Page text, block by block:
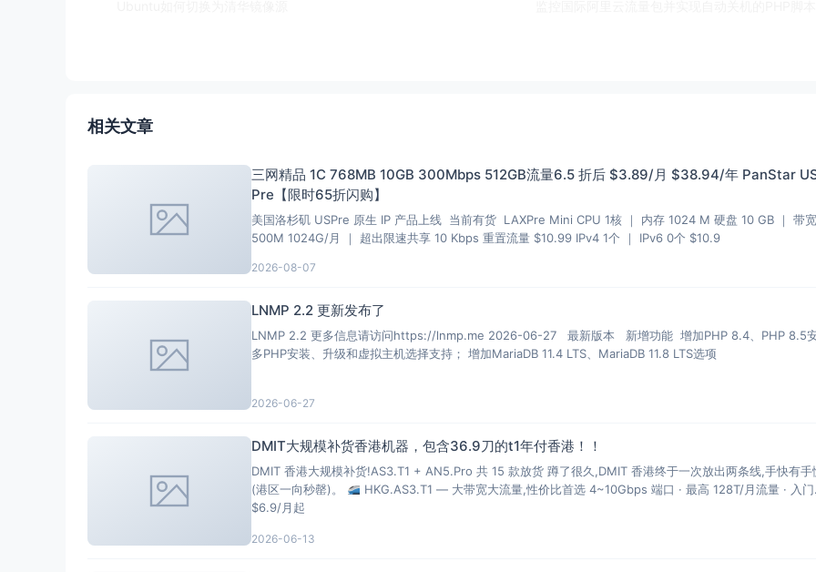
相关文章
三网精品 1C 768MB 10GB 300Mbps 512GB流量6.5 折后 $3.89/月 $38.94/年 PanStar
Pre【限时65折闪购】
美国洛杉矶 USPre 原生 IP 产品上线 当前有货 LAXPre Mini CPU 1核 ｜ 内存 1024 M 硬盘 10 GB ｜ 带宽
500M 1024G/月 ｜ 超出限速共享 10 Kbps 重置流量 $10.99 IPv4 1个 ｜ IPv6 0个 $10.9
2026-08-07
LNMP 2.2 更新发布了
LNMP 2.2 更多信息请访问https://lnmp.me 2026-06-27 最新版本 新增功能 增加PHP 8.4、PHP 8.5安装、
多PHP安装、升级和虚拟主机选择支持； 增加MariaDB 11.4 LTS、MariaDB 11.8 LTS选项
2026-06-27
DMIT大规模补货香港机器，包含36.9刀的t1年付香港！！
DMIT 香港大规模补货!AS3.T1 + AN5.Pro 共 15 款放货 蹲了很久,DMIT 香港终于一次放出两条线,手快有手
(港区一向秒罄)。
HKG.AS3.T1 — 大带宽大流量,性价比首选 4~10Gbps 端口 · 最高 128T/月流量 · 入门
$6.9/月起
2026-06-13